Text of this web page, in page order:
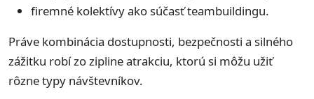
firemné kolektívy ako súčasť teambuildingu.
Práve kombinácia dostupnosti, bezpečnosti a silného
zážitku robí zo zipline atrakciu, ktorú si môžu užiť
rôzne typy návštevníkov.